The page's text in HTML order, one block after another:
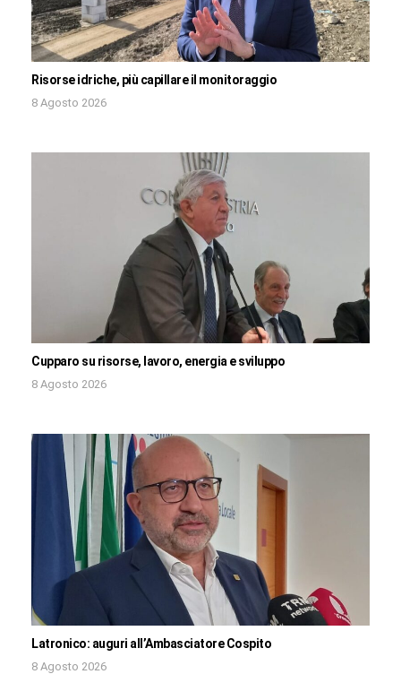
Risorse idriche, più capillare il monitoraggio
8 Agosto 2026
Cupparo su risorse, lavoro, energia e sviluppo
8 Agosto 2026
Latronico: auguri all’Ambasciatore Cospito
8 Agosto 2026